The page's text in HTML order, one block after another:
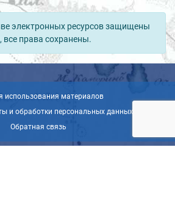
электронных ресурсов защищены
права сохранены.
использования материалов
и обработки персональных данных
Обратная связь